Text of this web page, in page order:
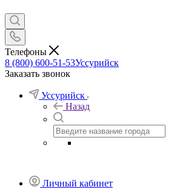
Телефоны
8 (800) 600-51-53Уссурийск
Заказать звонок
Уссурийск
Назад
Личный кабинет